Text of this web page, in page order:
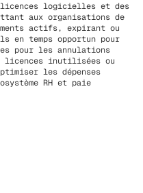
licences logicielles et des
aux organisations de
actifs, expirant ou
en temps opportun pour
pour les annulations
inutilisées ou
les dépenses
RH et paie